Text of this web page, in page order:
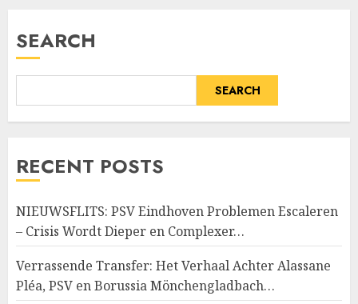
SEARCH
SEARCH
RECENT POSTS
NIEUWSFLITS: PSV Eindhoven Problemen Escaleren
– Crisis Wordt Dieper en Complexer…
Verrassende Transfer: Het Verhaal Achter Alassane
Pléa, PSV en Borussia Mönchengladbach…